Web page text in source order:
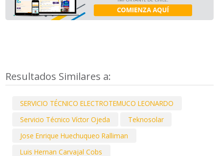
Resultados Similares a:
SERVICIO TÉCNICO ELECTROTEMUCO LEONARDO
Servicio Técnico Víctor Ojeda
Teknosolar
Jose Enrique Huechuqueo Ralliman
Luis Hernan Carvajal Cobs